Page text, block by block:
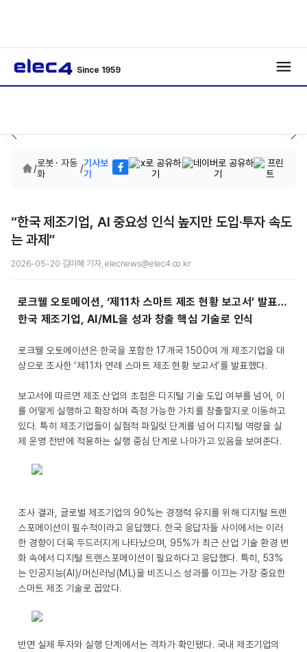
Since 1959
/로봇 · 자동
화
/기사보
기
“한국 제조기업, AI 중요성 인식 높지만 도입·투자 속도
는 과제”
2026-05-20 김미혜 기자, elecnews@elec4.co.kr
로크웰 오토메이션, ‘제11차 스마트 제조 현황 보고서’ 발표…
한국 제조기업, AI/ML을 성과 창출 핵심 기술로 인식
로크웰 오토메이션은 한국을 포함한 17개국 1500여 개 제조기업을 대
상으로 조사한 ‘제11차 연례 스마트 제조 현황 보고서’를 발표했다.
보고서에 따르면 제조 산업의 초점은 디지털 기술 도입 여부를 넘어, 이
를 어떻게 실행하고 확장하며 측정 가능한 가치를 창출할지로 이동하고
있다. 특히 제조기업들이 실험적 파일럿 단계를 넘어 디지털 역량을 실
제 운영 전반에 적용하는 실행 중심 단계로 나아가고 있음을 보여준다.
조사 결과, 글로벌 제조기업의 90%는 경쟁력 유지를 위해 디지털 트랜
스포메이션이 필수적이라고 응답했다. 한국 응답자들 사이에서는 이러
한 경향이 더욱 두드러지게 나타났으며, 95%가 최근 산업 기술 환경 변
화 속에서 디지털 트랜스포메이션이 필요하다고 응답했다. 특히, 53%
는 인공지능(AI)/머신러닝(ML)을 비즈니스 성과를 이끄는 가장 중요한
스마트 제조 기술로 꼽았다.
반면 실제 투자와 실행 단계에서는 격차가 확인됐다. 국내 제조기업의